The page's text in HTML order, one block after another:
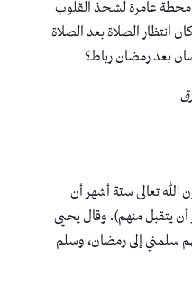
محطة عامرة لشحذ القلوب
انتظار الصلاة بعد الصلاة
بعد رمضان رباط؟
تعالى ستة أشهر أن
يتقبل منهم). وقال يحيى
سلمني إلى رمضان، وسلم